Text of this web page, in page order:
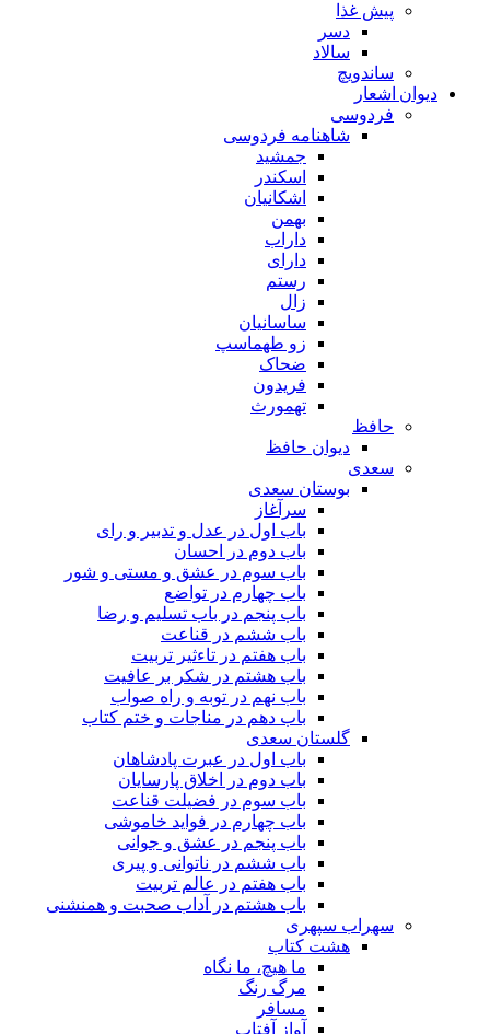
پیش غذا
دسر
سالاد
ساندویچ
دیوان اشعار
فردوسی
شاهنامه فردوسی
جمشید
اسکندر
اشکانیان
بهمن
داراب
دارای
رستم
زال
ساسانیان
زو طهماسپ‏
ضحاک
فریدون
تهمورث
حافظ
دیوان حافظ
سعدی
بوستان سعدی
سرآغاز
باب اول در عدل و تدبیر و رای
باب دوم در احسان
باب سوم در عشق و مستی و شور
باب چهارم در تواضع
باب پنجم در باب تسلیم و رضا
باب ششم در قناعت
باب هفتم در تاءثیر تربیت
باب هشتم در شکر بر عافیت
باب نهم در توبه و راه صواب
باب دهم در مناجات و ختم کتاب
گلستان سعدی
باب اول در عبرت پادشاهان
باب دوم در اخلاق پارسایان
باب سوم در فضیلت قناعت
باب چهارم در فواید خاموشى
باب پنجم در عشق و جوانى
باب ششم در ناتوانى و پیرى
باب هفتم در عالم تربیت
باب هشتم در آداب صحبت و همنشنى
سهراب سپهری
هشت کتاب
ما هیچ، ما نگاه
مرگ رنگ
مسافر
آواز آفتاب